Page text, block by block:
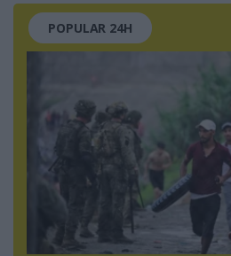
POPULAR 24H